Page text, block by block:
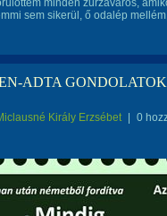
minden zűrzavaros,
sem sikerül, ő odalép
ADTA GONDOLATOK
Király Erzsébet 0